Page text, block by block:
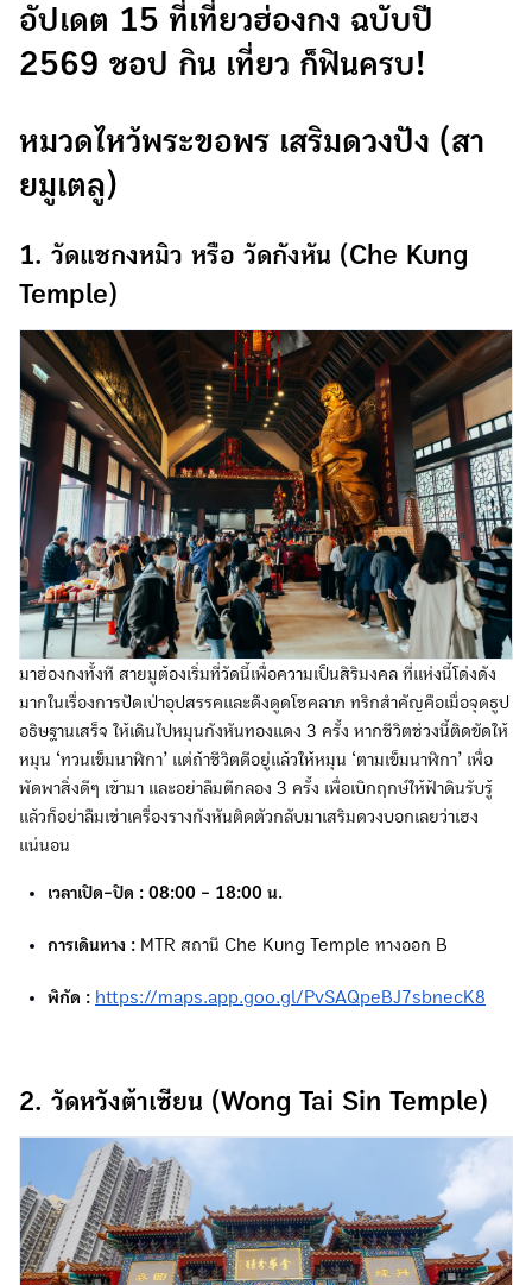
อัปเดต 15 ที่เที่ยวฮ่องกง ฉบับปี
2569 ชอป กิน เที่ยว ก็ฟินครบ!
หมวดไหว้พระขอพร เสริมดวงปัง (สา
ยมูเตลู)
1. วัดแชกงหมิว หรือ วัดกังหัน (Che Kung
Temple)
มาฮ่องกงทั้งที สายมูต้องเริ่มที่วัดนี้เพื่อความเป็นสิริมงคล ที่แห่งนี้โด่งดัง
มากในเรื่องการปัดเป่าอุปสรรคและดึงดูดโชคลาภ ทริกสำคัญคือเมื่อจุดธูป
อธิษฐานเสร็จ ให้เดินไปหมุนกังหันทองแดง 3 ครั้ง หากชีวิตช่วงนี้ติดขัดให้
หมุน ‘ทวนเข็มนาฬิกา’ แต่ถ้าชีวิตดีอยู่แล้วให้หมุน ‘ตามเข็มนาฬิกา’ เพื่อ
พัดพาสิ่งดีๆ เข้ามา และอย่าลืมตีกลอง 3 ครั้ง เพื่อเบิกฤกษ์ให้ฟ้าดินรับรู้
แล้วก็อย่าลืมเช่าเครื่องรางกังหันติดตัวกลับมาเสริมดวงบอกเลยว่าเฮง
แน่นอน
เวลาเปิด-ปิด : 08:00 - 18:00 น.
การเดินทาง : MTR สถานี Che Kung Temple ทางออก B
พิกัด : https://maps.app.goo.gl/PvSAQpeBJ7sbnecK8
2. วัดหวังต้าเซียน (Wong Tai Sin Temple)